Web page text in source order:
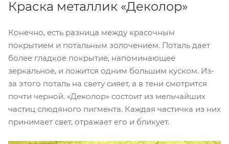
Краска металлик «Деколор»
Конечно, есть разница между красочным
покрытием и потальным золочением. Поталь дает
более гладкое покрытие, напоминающее
зеркальное, и ложится одним большим куском. Из-
за этого поталь на свету сияет, а в тени смотрится
почти черной. «Деколор» состоит из мельчайших
частиц слюдяного пигмента. Каждая частичка из них
принимает свет, отражает его и бликует.